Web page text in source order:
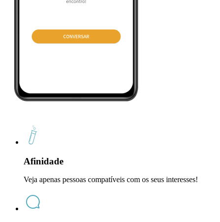
Afinidade
Veja apenas pessoas compatíveis com os seus interesses!